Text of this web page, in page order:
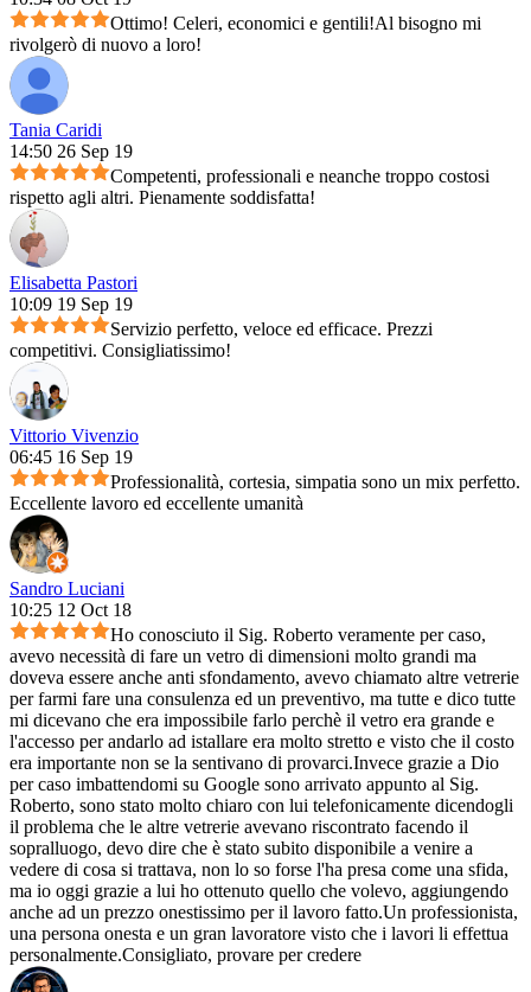
Ottimo! Celeri, economici e gentili!Al bisogno mi
rivolgerò di nuovo a loro!
Tania Caridi
14:50 26 Sep 19
Competenti, professionali e neanche troppo costosi
rispetto agli altri. Pienamente soddisfatta!
Elisabetta Pastori
10:09 19 Sep 19
Servizio perfetto, veloce ed efficace. Prezzi
competitivi. Consigliatissimo!
Vittorio Vivenzio
06:45 16 Sep 19
Professionalità, cortesia, simpatia sono un mix perfetto.
Eccellente lavoro ed eccellente umanità
Sandro Luciani
10:25 12 Oct 18
Ho conosciuto il Sig. Roberto veramente per caso,
avevo necessità di fare un vetro di dimensioni molto grandi ma
doveva essere anche anti sfondamento, avevo chiamato altre vetrerie
per farmi fare una consulenza ed un preventivo, ma tutte e dico tutte
mi dicevano che era impossibile farlo perchè il vetro era grande e
l'accesso per andarlo ad istallare era molto stretto e visto che il costo
era importante non se la sentivano di provarci.Invece grazie a Dio
per caso imbattendomi su Google sono arrivato appunto al Sig.
Roberto, sono stato molto chiaro con lui telefonicamente dicendogli
il problema che le altre vetrerie avevano riscontrato facendo il
sopralluogo, devo dire che è stato subito disponibile a venire a
vedere di cosa si trattava, non lo so forse l'ha presa come una sfida,
ma io oggi grazie a lui ho ottenuto quello che volevo, aggiungendo
anche ad un prezzo onestissimo per il lavoro fatto.Un professionista,
una persona onesta e un gran lavoratore visto che i lavori li effettua
personalmente.Consigliato, provare per credere